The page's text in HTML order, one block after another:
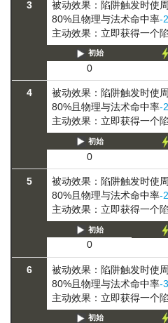
3 被动效果：陷阱触发时使
80% 且物理与法术命中率-
主动效果：立即获得一个
初始
0
4 被动效果：陷阱触发时使
80% 且物理与法术命中率-
主动效果：立即获得一个
初始
0
5 被动效果：陷阱触发时使
80% 且物理与法术命中率-
主动效果：立即获得一个
初始
0
6 被动效果：陷阱触发时使
80% 且物理与法术命中率-
主动效果：立即获得一个
初始